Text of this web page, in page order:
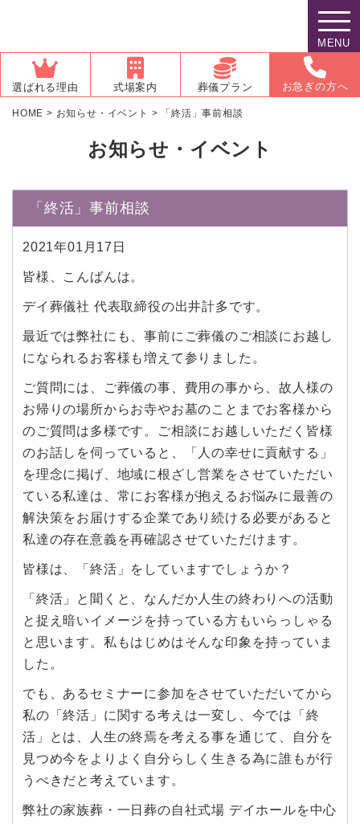
MENU
選ばれる理由 式場案内 葬儀プラン お急ぎの方へ
HOME > お知らせ・イベント > 「終活」事前相談
お知らせ・イベント
「終活」事前相談
2021年01月17日
皆様、こんばんは。
デイ葬儀社 代表取締役の出井計多です。
最近では弊社にも、事前にご葬儀のご相談にお越し
になられるお客様も増えて参りました。
ご質問には、ご葬儀の事、費用の事から、故人様の
お帰りの場所からお寺やお墓のことまでお客様から
のご質問は多様です。ご相談にお越しいただく皆様
のお話しを伺っていると、「人の幸せに貢献する」
を理念に掲げ、地域に根ざし営業をさせていただい
ている私達は、常にお客様が抱えるお悩みに最善の
解決策をお届けする企業であり続ける必要があると
私達の存在意義を再確認させていただけます。
皆様は、「終活」をしていますでしょうか？
「終活」と聞くと、なんだか人生の終わりへの活動
と捉え暗いイメージを持っている方もいらっしゃる
と思います。私もはじめはそんな印象を持っていま
した。
でも、あるセミナーに参加をさせていただいてから
私の「終活」に関する考えは一変し、今では「終
活」とは、人生の終焉を考える事を通じて、自分を
見つめ今をよりよく自分らしく生きる為に誰もが行
うべきだと考えています。
弊社の家族葬・一日葬の自社式場 デイホールを中心